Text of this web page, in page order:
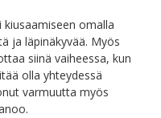
omalla
ja läpinäkyvää. Myös
siinä vaiheessa, kun
olla yhteydessä
varmuutta myös